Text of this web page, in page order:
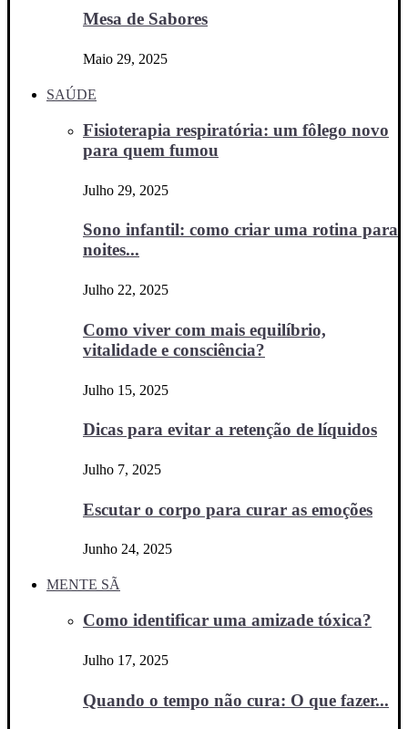
Mesa de Sabores
Maio 29, 2025
SAÚDE
Fisioterapia respiratória: um fôlego novo
para quem fumou
Julho 29, 2025
Sono infantil: como criar uma rotina para
noites...
Julho 22, 2025
Como viver com mais equilíbrio,
vitalidade e consciência?
Julho 15, 2025
Dicas para evitar a retenção de líquidos
Julho 7, 2025
Escutar o corpo para curar as emoções
Junho 24, 2025
MENTE SÃ
Como identificar uma amizade tóxica?
Julho 17, 2025
Quando o tempo não cura: O que fazer...